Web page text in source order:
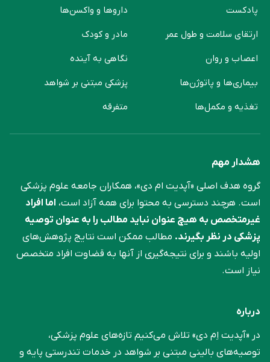
پادکست
ارتقای سلامت و طول عمر
اعصاب و روان
بیماری‌ها و پاتوژن‌ها
تغذیه و مکمل‌ها
دارو‌ها و واکسن‌ها
مادر و کودک
نگاهی به آینده
پزشکی مبتنی بر شواهد
متفرقه
هشدار مهم
گروه هدف اصلی «آپدیت ام دی»، همکاران جامعه علوم ‌پزشکی
است. هرچند دسترسی به محتوا برای همه آزاد است، اما افراد
غیرمتخصص به هیچ عنوان نباید مطالب را به عنوان توصیه
پزشکی در نظر بگیرند. مطالب ممکن است نتایج پژوهش‌های
اولیه باشند و برای نتیجه‌گیری از آنها به قضاوت افراد متخصص
نیاز است.
درباره
در «آپدیت اِم دی» تلاش می‌کنیم تازه‌های علوم پزشکی،
توصیه‌های بالینی مبتنی بر شواهد در خدمات تندرستی پایه و